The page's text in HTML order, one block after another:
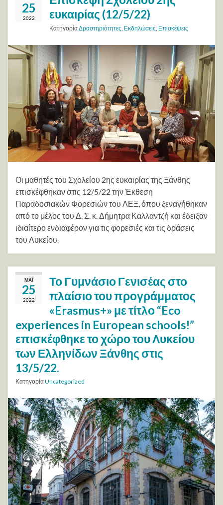
25
2022
ευκαιρίας (12/5/22)
ΚατηγορίαΔραστηριότητες Εκδηλώσεις Επισκέψεις
Οι μαθητές του Σχολείου 2ης ευκαιρίας της Ξάνθης
επισκέφθηκαν στις 12/5/22 την Έκθεση
Παραδοσιακών Φορεσιών του ΛΕΞ, όπου ξεναγήθηκαν
από το μέλος του Δ. Σ. κ. Δήμητρα Καλλαντζή και έδειξαν
ιδιαίτερο ενδιαφέρον για τις φορεσιές και τις δράσεις
του Λυκείου.
ΜΆΙ
25
2022
Το Γυμνάσιο Γενισέας στο
πλαίσιο του προγράμματος
«Erasmus+» με τίτλο “Eco
experiences in European schools!”
επισκέφθηκε το χώρο του Λυκείου
των Ελληνίδων Ξάνθης στις
13/5/22.
ΚατηγορίαUncategorized